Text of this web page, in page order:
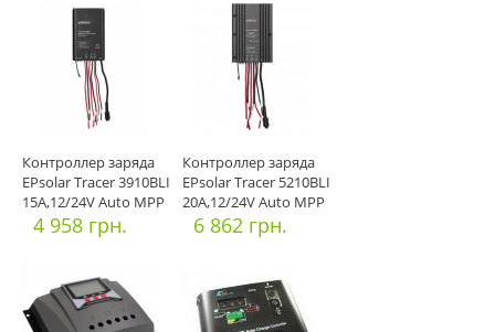
Контроллер заряда
EPsolar Tracer 3910BLI
15A,12/24V Auto MPP
4 958 грн.
Контроллер заряда
EPsolar Tracer 5210BLI
20A,12/24V Auto MPP
6 862 грн.